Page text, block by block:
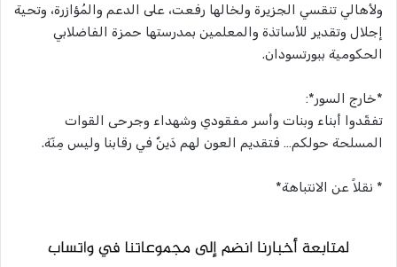
ولأهالي تنقسي الجزيرة ولخالها رفعت، على الدعم والمُؤازرة، وتحية
إجلال وتقدير للأساتذة والمعلمين بمدرستها حمزة الفاضلابي
الحكومية ببورتسودان.
*خارج السور*:
تفقّدوا أبناء وبنات وأسر مفقودي وشهداء وجرحى القوات
المسلحة حولكم… فتقديم العون لهم دَينٌ في رقابنا وليس مِنّة.
* نقلاً عن الانتباهة*